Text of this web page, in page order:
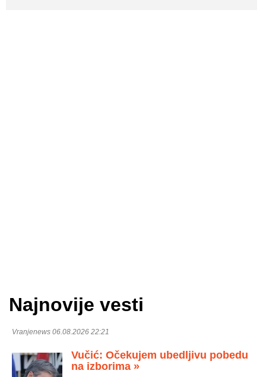
Najnovije vesti
Vranjenews 06.08.2026 22:21
Vučić: Očekujem ubedljivu pobedu
na izborima »